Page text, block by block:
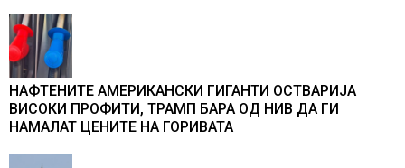
НАФТЕНИТЕ АМЕРИКАНСКИ ГИГАНТИ ОСТВАРИЈА
ВИСОКИ ПРОФИТИ, ТРАМП БАРА ОД НИВ ДА ГИ
НАМАЛАТ ЦЕНИТЕ НА ГОРИВАТА